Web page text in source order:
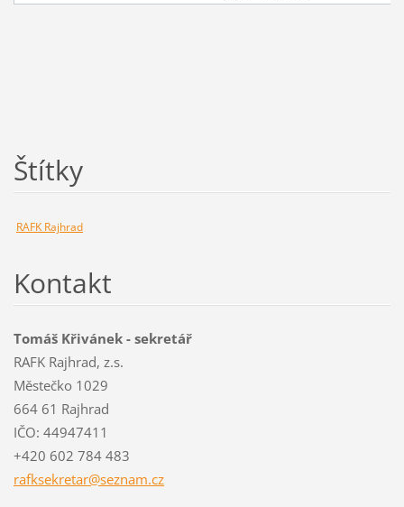
Štítky
RAFK Rajhrad
Kontakt
Tomáš Křivánek - sekretář
RAFK Rajhrad, z.s.
Městečko 1029
664 61 Rajhrad
IČO: 44947411
+420 602 784 483
rafksekretar@seznam.cz